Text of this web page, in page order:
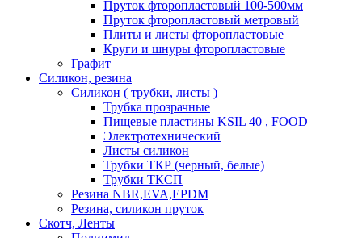
Пруток фторопластовый 100-500мм
Пруток фторопластовый метровый
Плиты и листы фторопластовые
Круги и шнуры фторопластовые
Графит
Силикон, резина
Силикон ( трубки, листы )
Трубка прозрачные
Пищевые пластины KSIL 40 , FOOD
Электротехнический
Листы силикон
Трубки ТКР (черный, белые)
Трубки ТКСП
Резина NBR,EVA,EPDM
Резина, силикон пруток
Скотч, Ленты